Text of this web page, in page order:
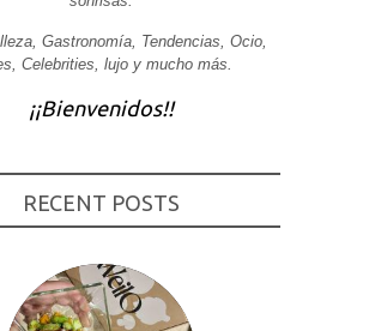
Gastronomía, Tendencias, Ocio,
Celebrities, lujo y mucho más.
¡¡Bienvenidos!!
RECENT POSTS